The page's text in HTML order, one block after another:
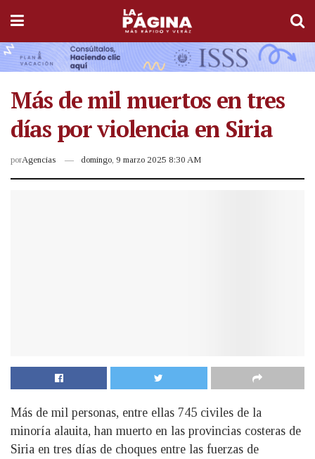
Más de mil muertos en tres
días por violencia en Siria
porAgencias domingo, 9 marzo 2025 8:30 AM
Más de mil personas, entre ellas 745 civiles de la
minoría alauita, han muerto en las provincias costeras de
Siria en tres días de choques entre las fuerzas de